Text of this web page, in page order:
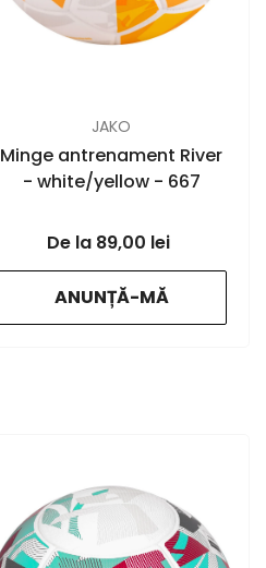
JAKO
Minge antrenament River
- white/yellow - 667
89,00 lei
ANUNȚĂ-MĂ